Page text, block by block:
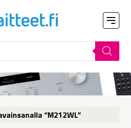
“M212WL”